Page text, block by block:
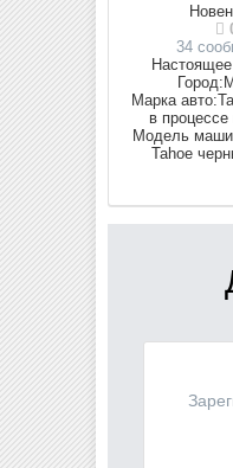
34
Город:
Марка авто:
в процессе
Модель
Tahoe